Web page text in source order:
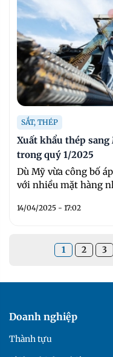
SẮT, THÉP
Xuất khẩu thép
trong quý 1/2025
Dù Mỹ vừa công bố
với nhiều mặt hàng
14/04/2025 - 17:02
1 2 3
Doanh nghiệp
Thành tựu